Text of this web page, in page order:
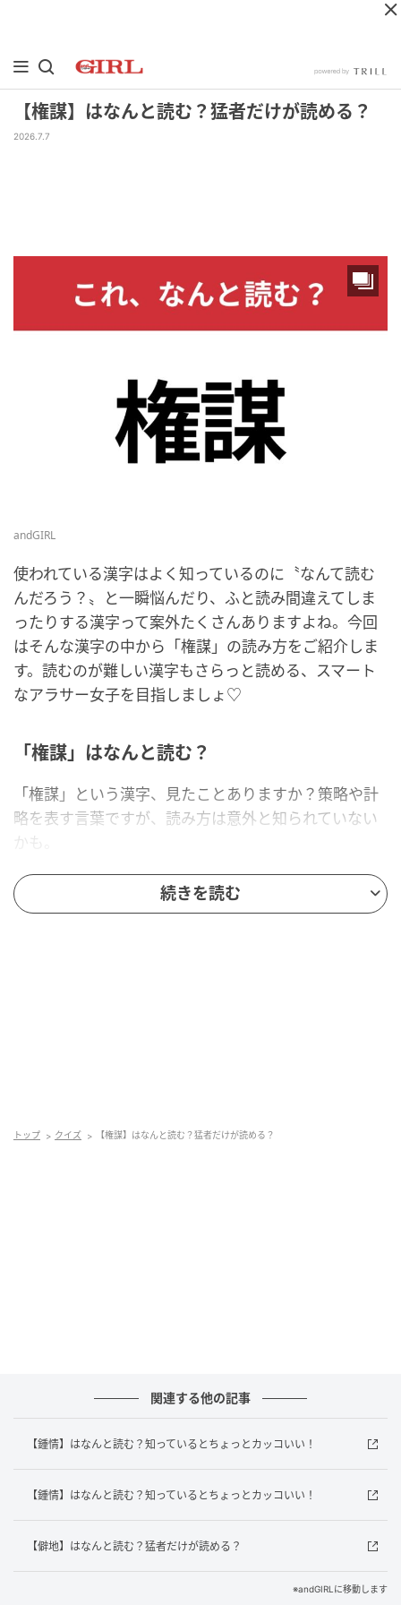
【権謀】はなんと読む？猛者だけが読める？
2026.7.7
andGIRL
使われている漢字はよく知っているのに〝なんて読む
んだろう？〟と一瞬悩んだり、ふと読み間違えてしま
ったりする漢字って案外たくさんありますよね。今回
はそんな漢字の中から「権謀」の読み方をご紹介しま
す。読むのが難しい漢字もさらっと読める、スマート
なアラサー女子を目指しましょ♡
「権謀」はなんと読む？
「権謀」という漢字、見たことありますか？策略や計
略を表す言葉ですが、読み方は意外と知られていない
かも。
正解を知りたい人は、もう少しスクロールしてみて！
巧みな策略を意味します。古代中国の政治家や軍師た
ちが知恵と計略を駆使していた時代から受け継がれて
きた言葉で、歴史ロマンを感じますね。ドラマや歴史
小説でも登場することがあるので、見かけたときにピ
ンとくると、ちょっと通な気分になれる一語です。
ってる？」と聞いて自慢してみて！
出典元／コトバンク
続きを読む
トップ クイズ 【権謀】はなんと読む？猛者だけが読める？
関連する他の記事
【鍾情】はなんと読む？知っているとちょっとカッコいい！
【鍾情】はなんと読む？知っているとちょっとカッコいい！
【僻地】はなんと読む？猛者だけが読める？
※andGIRLに移動します